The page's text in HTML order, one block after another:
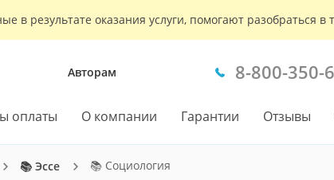
в результате оказания услуги, помогают
Авторам 8-800-350-
оплаты О компании Гарантии Отзывы
📚 Эссе 📚 Социология